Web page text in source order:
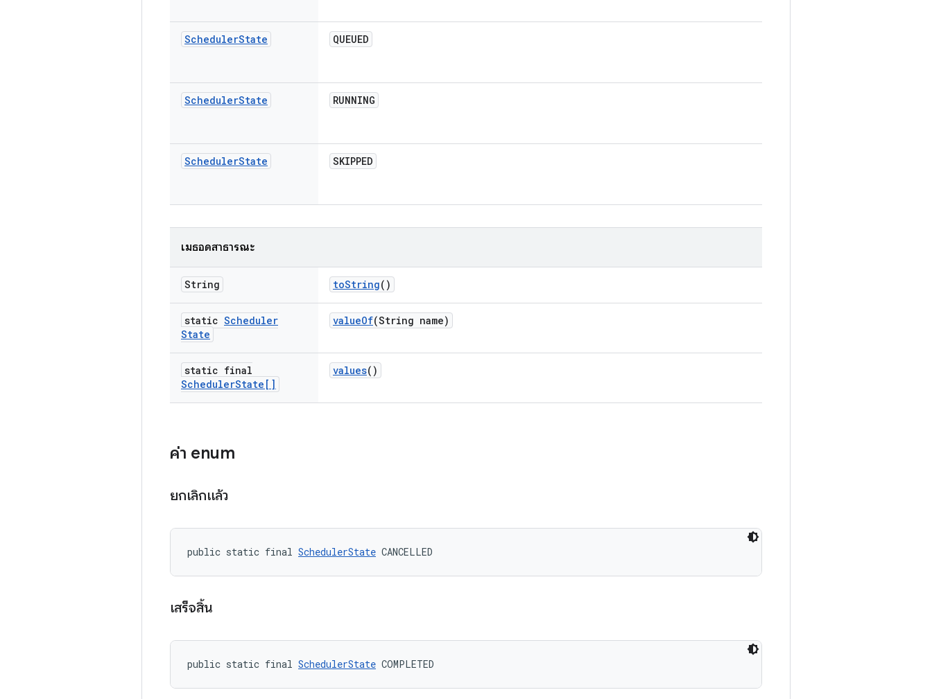
SchedulerState QUEUED
SchedulerState RUNNING
SchedulerState SKIPPED
เมธอดสาธารณะ
String toString()
static Scheduler
State
valueOf(String name)
static final
SchedulerState[]
values()
ค่า enum
ยกเลิกแล้ว
public static final SchedulerState CANCELLED
เสร็จสิ้น
public static final SchedulerState COMPLETED